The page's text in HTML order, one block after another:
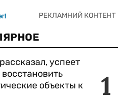
1
успеет
объекты к